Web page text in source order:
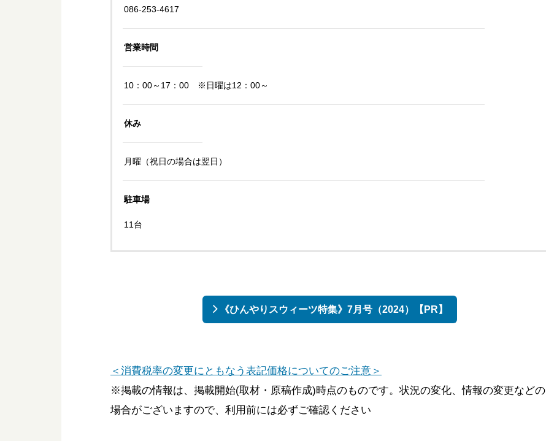
086-253-4617
営業時間
10：00～17：00 ※日曜は12：00～
休み
月曜（祝日の場合は翌日）
駐車場
11台
《ひんやりスウィーツ特集》7月号（2024）【PR】
＜消費税率の変更にともなう表記価格についてのご注意＞
※掲載の情報は、掲載開始(取材・原稿作成)時点のものです。状況の変化、情報の変更などの
場合がございますので、利用前には必ずご確認ください